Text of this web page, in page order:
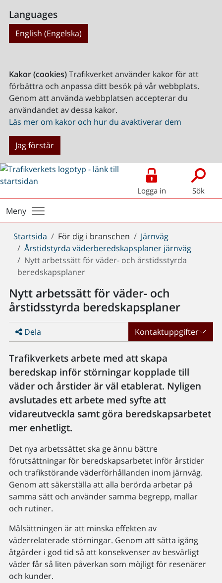
Languages
English (Engelska)
Kakor (cookies)Trafikverket använder kakor för att
förbättra och anpassa ditt besök på vår webbplats.
Genom att använda webbplatsen accepterar du
användandet av dessa kakor.
Läs mer om kakor och hur du avaktiverar dem
Jag förstår
Logga in Sök
Meny
Du
är
här:
Startsida För dig i branschen
Järnväg
Årstidstyrda väderberedskapsplaner järnväg
Nytt arbetssätt för väder- och årstidsstyrda
beredskapsplaner
Nytt arbetssätt för väder- och
årstidsstyrda beredskapsplaner
Dela Kontaktuppgifter
Trafikverkets arbete med att skapa
beredskap inför störningar kopplade till
väder och årstider är väl etablerat. Nyligen
avslutades ett arbete med syfte att
vidareutveckla samt göra beredskapsarbetet
mer enhetligt.
Det nya arbetssättet ska ge ännu bättre
förutsättningar för beredskapsarbetet inför årstider
och trafikstörande väderförhållanden inom järnväg.
Genom att säkerställa att alla berörda arbetar på
samma sätt och använder samma begrepp, mallar
och rutiner.
Målsättningen är att minska effekten av
väderrelaterade störningar. Genom att sätta igång
åtgärder i god tid så att konsekvenser av besvärligt
väder får så liten påverkan som möjligt för resenärer
och kunder.